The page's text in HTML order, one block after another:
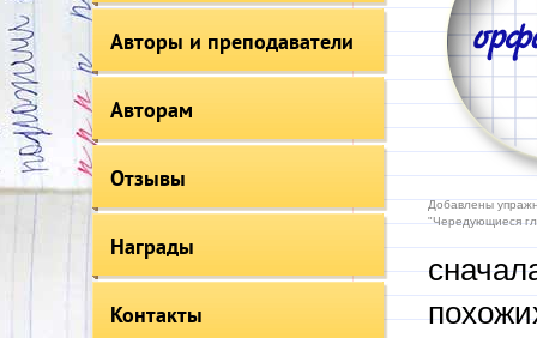
Авторы и преподаватели
Авторам
Отзывы
Награды
Контакты
Добавлены
"Чередующиеся